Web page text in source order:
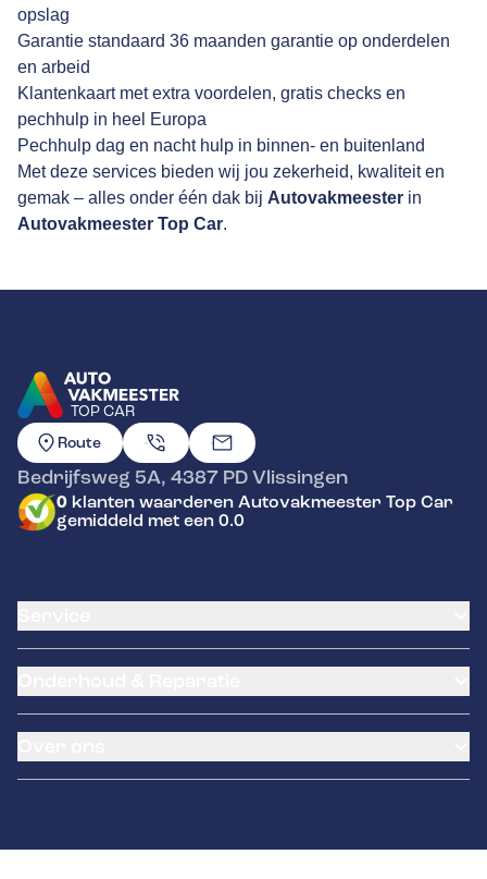
opslag
Garantie standaard 36 maanden garantie op onderdelen
en arbeid
Klantenkaart met extra voordelen, gratis checks en
pechhulp in heel Europa
Pechhulp dag en nacht hulp in binnen- en buitenland
Met deze services bieden wij jou zekerheid, kwaliteit en
gemak – alles onder één dak bij Autovakmeester in
Autovakmeester Top Car.
TOP CAR
GA NAAR DE HOMEPAGINA
Route
Bedrijfsweg 5A, 4387 PDVlissingen
0 klanten waarderen Autovakmeester Top Car
gemiddeld met een 0.0
Banden service
Klantenkaart
Schade en reparatie